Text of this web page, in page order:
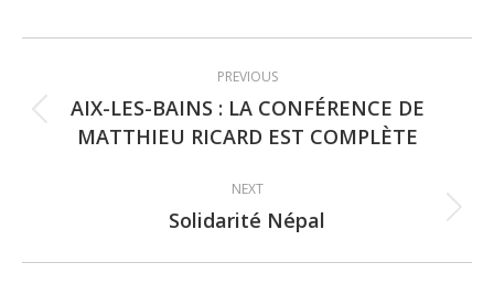
navigation
PREVIOUS
Previous
post:
AIX-LES-BAINS : LA CONFÉRENCE DE
MATTHIEU RICARD EST COMPLÈTE
NEXT
Next
Solidarité Népal